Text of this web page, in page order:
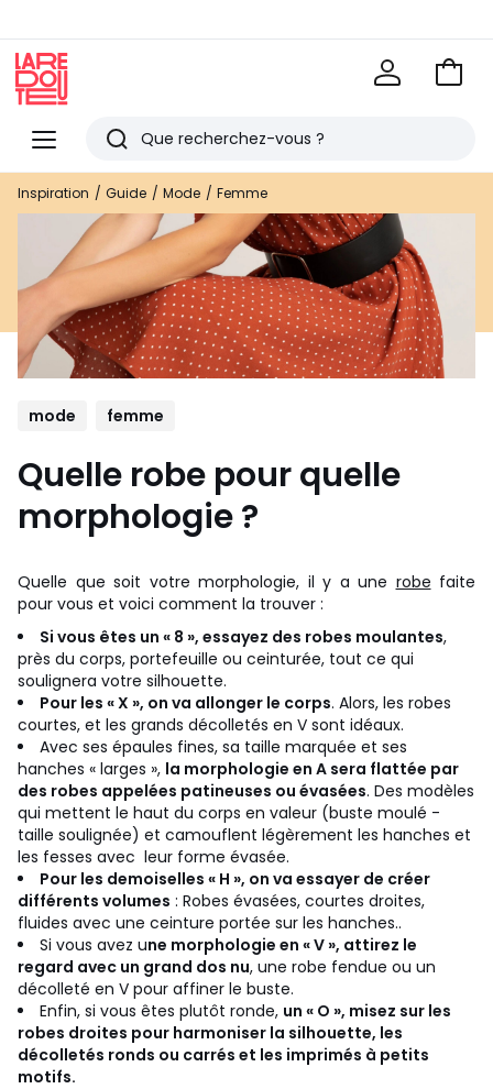
Menu
Redoute
Rechercher
Derniers
articles
vus
Voir
Inspiration Guide Mode Femme
mode femme
Quelle robe pour quelle
morphologie ?
Quelle que soit votre morphologie, il y a une robe faite
pour vous et voici comment la trouver :
Si vous êtes un « 8 », essayez des robes moulantes,
près du corps, portefeuille ou ceinturée, tout ce qui
soulignera votre silhouette.
Pour les « X », on va allonger le corps. Alors, les robes
courtes, et les grands décolletés en V sont idéaux.
Avec ses épaules fines, sa taille marquée et ses
hanches « larges », la morphologie en A sera flattée par
des robes appelées patineuses ou évasées. Des modèles
qui mettent le haut du corps en valeur (buste moulé -
taille soulignée) et camouflent légèrement les hanches et
les fesses avec leur forme évasée.
Pour les demoiselles « H », on va essayer de créer
différents volumes : Robes évasées, courtes droites,
fluides avec une ceinture portée sur les hanches..
Si vous avez une morphologie en « V », attirez le
regard avec un grand dos nu, une robe fendue ou un
décolleté en V pour affiner le buste.
Enfin, si vous êtes plutôt ronde, un « O », misez sur les
robes droites pour harmoniser la silhouette, les
décolletés ronds ou carrés et les imprimés à petits
motifs.